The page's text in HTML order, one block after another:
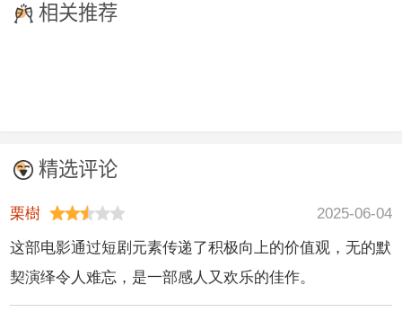
相关推荐
精选评论
栗樹
2025-06-04
这部电影通过短剧元素传递了积极向上的价值观，无的默
契演绎令人难忘，是一部感人又欢乐的佳作。